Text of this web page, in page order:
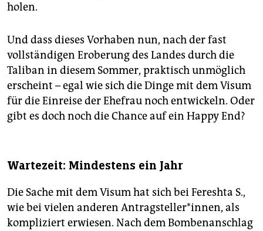
holen.
Und dass dieses Vorhaben nun, nach der fast
vollständigen Eroberung des Landes durch die
Taliban in diesem Sommer, praktisch unmöglich
erscheint – egal wie sich die Dinge mit dem Visum
für die Einreise der Ehefrau noch entwickeln. Oder
gibt es doch noch die Chance auf ein Happy End?
Wartezeit: Mindestens ein Jahr
Die Sache mit dem Visum hat sich bei Fereshta S.,
wie bei vielen anderen An­trag­stel­le­r*in­nen, als
kompliziert erwiesen. Nach dem Bombenanschlag